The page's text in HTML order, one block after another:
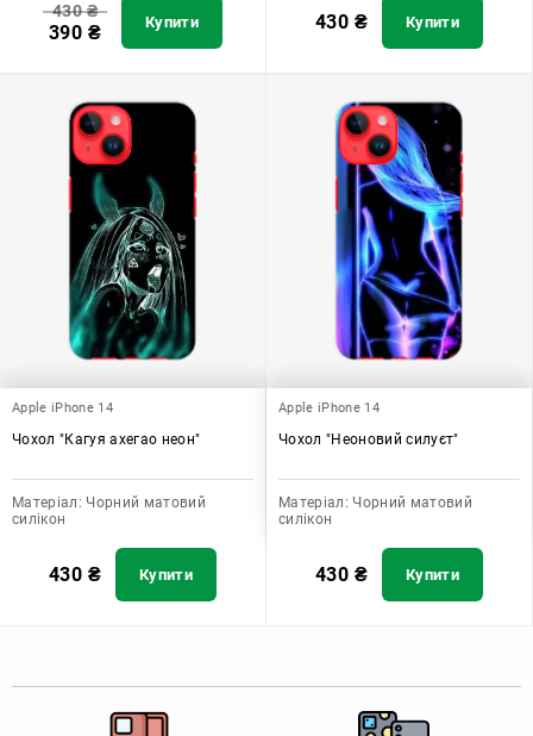
430₴
390 ₴ Купити 430 ₴ Купити
Apple iPhone 14
Чохол "Кагуя ахегао неон"
Матеріал: Чорний матовий
силікон
430 ₴ Купити
Apple iPhone 14
Чохол "Неоновий силуєт"
Матеріал: Чорний матовий
силікон
430 ₴ Купити